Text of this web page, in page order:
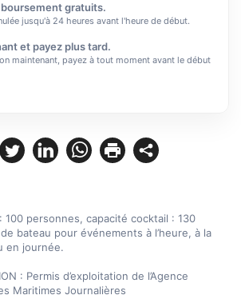
100 personnes, capacité cocktail : 130
bateau pour événements à l’heure, à la
en journée.
: Permis d’exploitation de l’Agence
Maritimes Journalières
gratuits.
jusqu'à 24 heures avant l'heure de début.
et payez plus tard.
maintenant, payez à tout moment avant le début